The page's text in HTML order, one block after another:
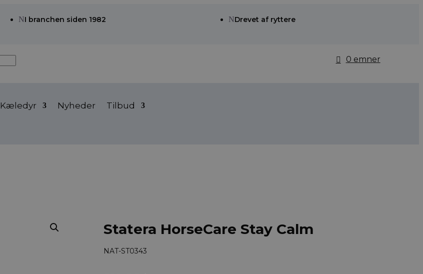
NI branchen siden 1982 NDrevet af ryttere
0 emner
Kæledyr Nyheder Tilbud
Statera HorseCare Stay Calm
NAT-ST0343